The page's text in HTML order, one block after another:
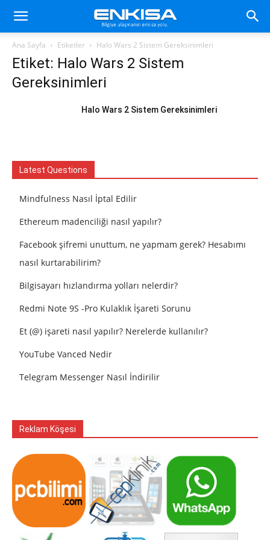
Ana Sayfa Etiketler Halo Wars 2 Sistem Gereksinimleri
Etiket: Halo Wars 2 Sistem
Gereksinimleri
Halo Wars 2 Sistem Gereksinimleri
Latest Questions
Mindfulness Nasıl İptal Edilir
Ethereum madenciliği nasıl yapılır?
Facebook şifremi unuttum, ne yapmam gerek? Hesabımı
nasıl kurtarabilirim?
Bilgisayarı hızlandırma yolları nelerdir?
Redmi Note 9S -Pro Kulaklık İşareti Sorunu
Et (@) işareti nasıl yapılır? Nerelerde kullanılır?
YouTube Vanced Nedir
Telegram Messenger Nasıl İndirilir
Reklam Köşesi